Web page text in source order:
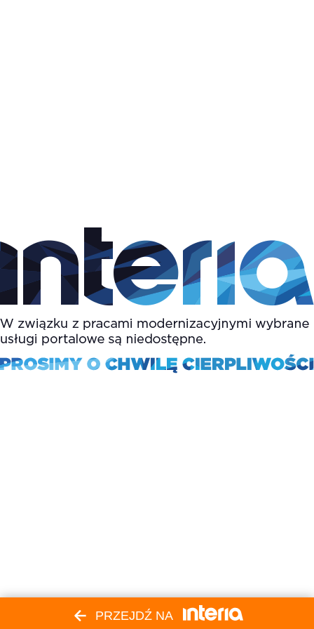
PRZEJDŹ NA